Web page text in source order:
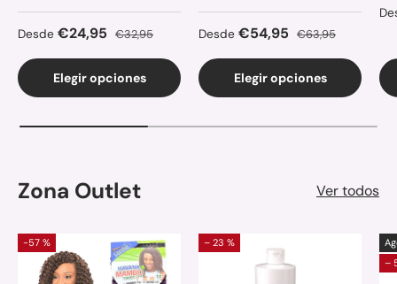
Precio de venta
Desde €24,95 Precio normal
€32,95
Elegir opciones
Precio de venta
Desde €54,95 Precio normal
€63,95
Elegir opciones
Zona Outlet Ver todos
-57 % – 23 %
–